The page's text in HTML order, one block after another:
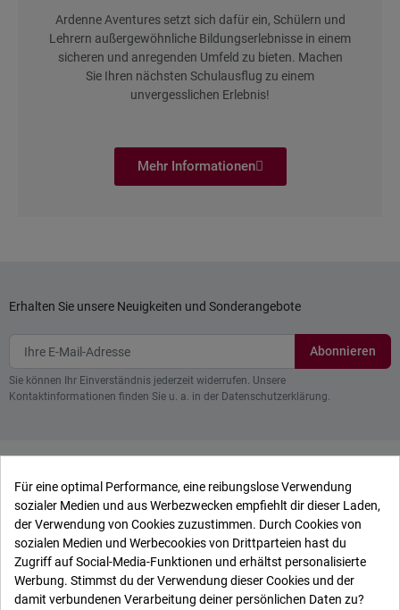
Ardenne Aventures setzt sich dafür ein, Schülern und
Lehrern außergewöhnliche Bildungserlebnisse in einem
sicheren und anregenden Umfeld zu bieten. Machen
Sie Ihren nächsten Schulausflug zu einem
unvergesslichen Erlebnis!
Mehr Informationen
Erhalten Sie unsere Neuigkeiten und Sonderangebote
Sie können Ihr Einverständnis jederzeit widerrufen. Unsere
Kontaktinformationen finden Sie u. a. in der Datenschutzerklärung.
Shop-Einstellungen
Entdecken Sie
Ardenne-Aventures
Ihr Konto
Für eine optimal Performance, eine reibungslose Verwendung
sozialer Medien und aus Werbezwecken empfiehlt dir dieser Laden,
der Verwendung von Cookies zuzustimmen. Durch Cookies von
sozialen Medien und Werbecookies von Drittparteien hast du
Zugriff auf Social-Media-Funktionen und erhältst personalisierte
Werbung. Stimmst du der Verwendung dieser Cookies und der
damit verbundenen Verarbeitung deiner persönlichen Daten zu?